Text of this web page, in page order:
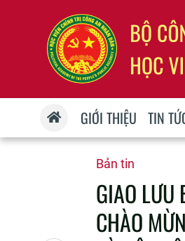
GIỚI THIỆU TIN
Bản tin
GIAO
CHÀO